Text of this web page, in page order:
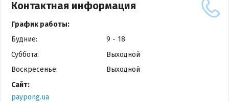
Контактная информация
График работы:
Будние:
9 - 18
Суббота:
Выходной
Воскресенье:
Выходной
Сайт:
paypong.ua